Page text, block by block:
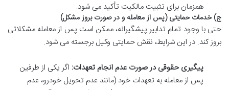
همزمان برای تثبیت مالکیت تأکید می شود.
ج) خدمات حمایتی (پس از معامله و در صورت بروز مشکل)
حتی با وجود تمام تدابیر پیشگیرانه، ممکن است پس از معامله مشکلاتی
بروز کند. در این شرایط، نقش حمایتی وکیل برجسته می شود.
پیگیری حقوقی در صورت عدم انجام تعهدات: اگر یکی از طرفین
پس از معامله به تعهدات خود (مانند عدم تحویل خودرو، عدم